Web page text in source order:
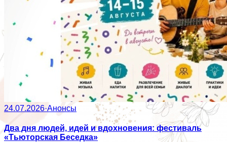
24.07.2026·Анонсы
Два дня людей, идей и вдохновения: фестиваль
«Тьюторская Беседка»